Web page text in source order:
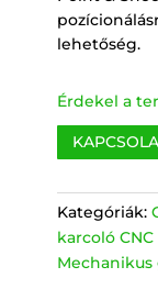
lehetőség.
Érdekel a
Kategóriák:
karcoló